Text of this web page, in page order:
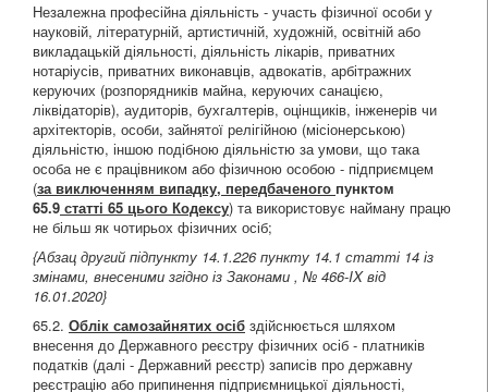
Незалежна професійна діяльність - участь фізичної особи у
науковій, літературній, артистичній, художній, освітній або
викладацькій діяльності, діяльність лікарів, приватних
нотаріусів, приватних виконавців, адвокатів, арбітражних
керуючих (розпорядників майна, керуючих санацією,
ліквідаторів), аудиторів, бухгалтерів, оцінщиків, інженерів чи
архітекторів, особи, зайнятої релігійною (місіонерською)
діяльністю, іншою подібною діяльністю за умови, що така
особа не є працівником або фізичною особою - підприємцем
(за виключенням випадку, передбаченого пунктом
65.9 статті 65 цього Кодексу) та використовує найману працю
не більш як чотирьох фізичних осіб;
{Абзац другий підпункту 14.1.226 пункту 14.1 статті 14 із
змінами, внесеними згідно із Законами , № 466-IX від
16.01.2020}
65.2. Облік самозайнятих осіб здійснюється шляхом
внесення до Державного реєстру фізичних осіб - платників
податків (далі - Державний реєстр) записів про державну
реєстрацію або припинення підприємницької діяльності,